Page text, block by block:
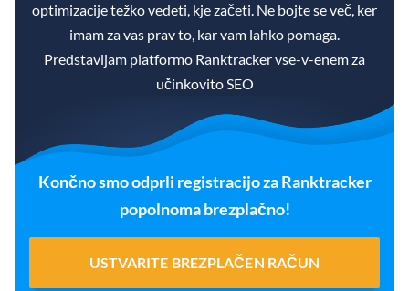
optimizacije težko vedeti, kje začeti. Ne bojte se več, ker
imam za vas prav to, kar vam lahko pomaga.
Predstavljam platformo Ranktracker vse-v-enem za
učinkovito SEO
Končno smo odprli registracijo za Ranktracker
popolnoma brezplačno!
USTVARITE BREZPLAČEN RAČUN